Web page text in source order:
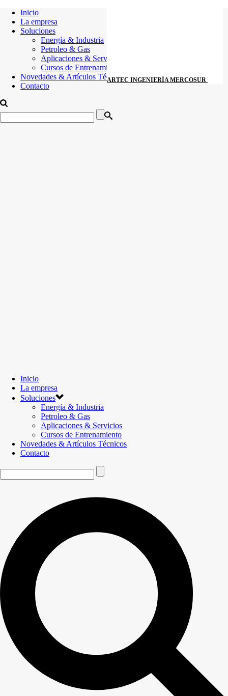
ARTEC INGENIERÍA MERCOSUR
Inicio
La empresa
Soluciones
Energía & Industria
Petroleo & Gas
Aplicaciones & Servicios
Cursos de Entrenamiento
Novedades & Artículos Técnicos
Contacto
Inicio
La empresa
Soluciones
Energía & Industria
Petroleo & Gas
Aplicaciones & Servicios
Cursos de Entrenamiento
Novedades & Artículos Técnicos
Contacto